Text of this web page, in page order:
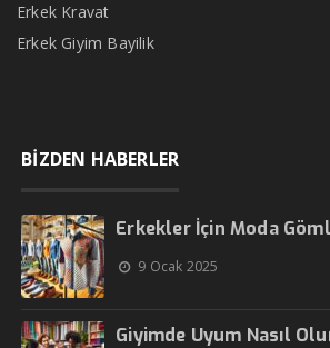
Erkek Kravat
Erkek Giyim Bayilik
BİZDEN HABERLER
Erkekler İçin Moda
9 Ocak 2025
Giyimde Uyum Nasıl